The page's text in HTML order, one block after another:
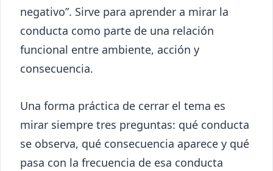
negativo”. Sirve para aprender a mirar la
conducta como parte de una relación
funcional entre ambiente, acción y
consecuencia.
Una forma práctica de cerrar el tema es
mirar siempre tres preguntas: qué conducta
se observa, qué consecuencia aparece y qué
pasa con la frecuencia de esa conducta